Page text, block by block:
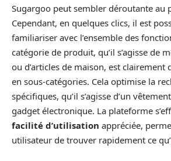
Sugargoo peut sembler déroutante au
Cependant, en quelques clics, il est
familiariser avec l’ensemble des
catégorie de produit, qu’il s’agisse de
ou d’articles de maison, est clairement
en sous-catégories. Cela optimise la
spécifiques, qu’il s’agisse d’un
gadget électronique. La plateforme
facilité d’utilisation appréciée,
utilisateur de trouver rapidement ce